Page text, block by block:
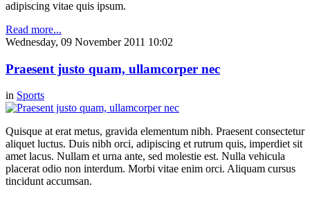
adipiscing vitae quis ipsum.
Read more...
Wednesday, 09 November 2011 10:02
Praesent justo quam, ullamcorper nec
in Sports
Quisque at erat metus, gravida elementum nibh. Praesent consectetur
aliquet luctus. Duis nibh orci, adipiscing et rutrum quis, imperdiet sit
amet lacus. Nullam et urna ante, sed molestie est. Nulla vehicula
placerat odio non interdum. Morbi vitae enim orci. Aliquam cursus
tincidunt accumsan.